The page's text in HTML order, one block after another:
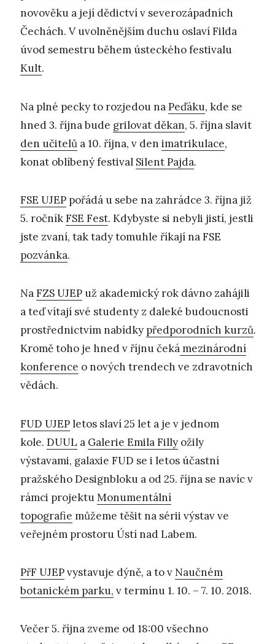
novověku a její dědictví v severozápadních
Čechách. V uvolněnějším duchu oslaví Filda
úvod semestru během ústeckého festivalu
Kult.
Na plné pecky to rozjedou naPeďáku, kde se
hned 3. října bude grilovat děkan, 5. října slavit
den učitelů a 10. října, v den imatrikulace,
konat oblíbený festival Silent Pajda.
FSE UJEP pořádá u sebe na zahrádce 3. října již
5. ročníkFSE Fest. Kdybyste si nebyli jistí, jestli
jste zvaní, tak tady tomuhle říkají na FSE
pozvánka.
NaFZS UJEP už akademický rok dávno zahájili
a teď vítají své studenty z daleké budoucnosti
prostřednictvím nabídky předporodních kurzů.
Kromě toho je hned v říjnu čekámezinárodní
konference o nových trendech ve zdravotních
vědách.
FUD UJEPletos slaví 25 let a je v jednom
kole. DUUL a Galerie Emila Filly ožily
výstavami, galaxie FUD se i letos účastní
pražského Designbloku a od 25. října se navíc v
rámci projektuMonumentální
topografie můžeme těšit na sérii výstav ve
veřejném prostoru Ústí nad Labem.
PřF UJEPvystavuje dýně, a to v Naučném
botanickém parku, v termínu 1. 10. – 7. 10. 2018.
Večer 5. října zveme od 18:00 všechno